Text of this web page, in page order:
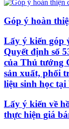
Góp ý hoàn
Lấy ý kiến góp
Quyết định số
của Thủ tướng
sản xuất, phối
liệu sinh học tại
Lấy ý kiến về
thực hiện giá